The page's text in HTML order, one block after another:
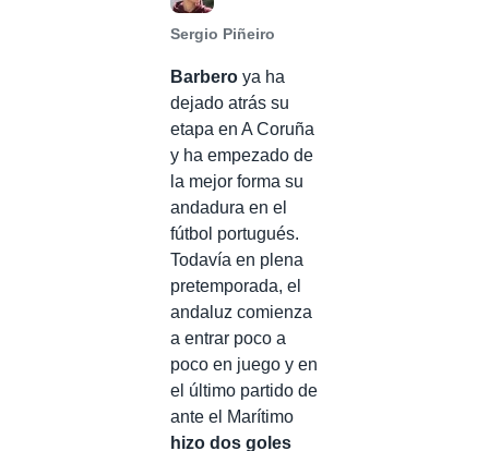
Sergio Piñeiro
Barbero ya ha
dejado atrás su
etapa en A Coruña
y ha empezado de
la mejor forma su
andadura en el
fútbol portugués.
Todavía en plena
pretemporada, el
andaluz comienza
a entrar poco a
poco en juego y en
el último partido de
ante el Marítimo
hizo dos goles